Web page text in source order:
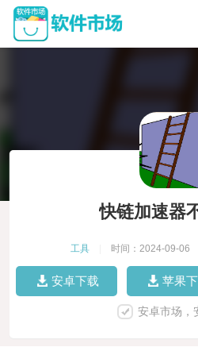
快链加速器
工具 时间：2024-09-06
安卓下载 苹果
安卓市场，